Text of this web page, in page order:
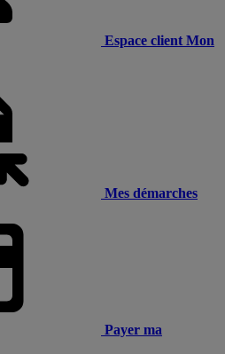
Espace client Mon
Mes démarches
Payer ma